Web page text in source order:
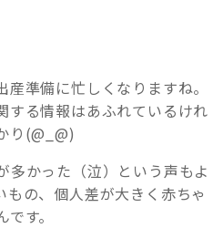
準備に忙しくなりますね。
する情報はあふれているけれ
り(@_@)
多かった（泣）という声もよ
の、個人差が大きく赤ちゃ
す。